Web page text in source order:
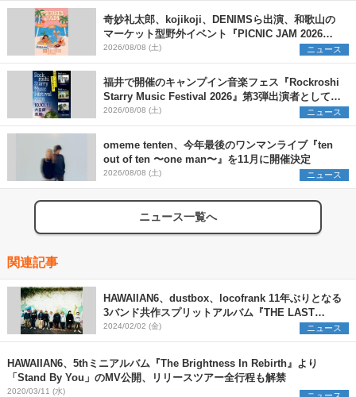
奇妙礼太郎、kojikoji、DENIMSら出演、和歌山の
マーケット型野外イベント『PICNIC JAM 2026』
早割チケット発売開始
2026/08/08 (土) ニュース
福井で開催のキャンプイン音楽フェス『Rockroshi
Starry Music Festival 2026』第3弾出演者として
SCOOBIE DO、かりゆし58、Reiを発表
2026/08/08 (土) ニュース
omeme tenten、今年最後のワンマンライブ『ten
out of ten 〜one man〜』を11月に開催決定
2026/08/08 (土) ニュース
ニュース一覧へ
関連記事
HAWAIIAN6、dustbox、locofrank 11年ぶりとなる
3バンド共作スプリットアルバム『THE LAST
ANTHEMS』リリース決定＆6都市7会場にてツアー
も開催
2024/02/02 (金) ニュース
HAWAIIAN6、5thミニアルバム『The Brightness In Rebirth』より
「Stand By You」のMV公開、リリースツアー全行程も解禁
2020/03/11 (水)